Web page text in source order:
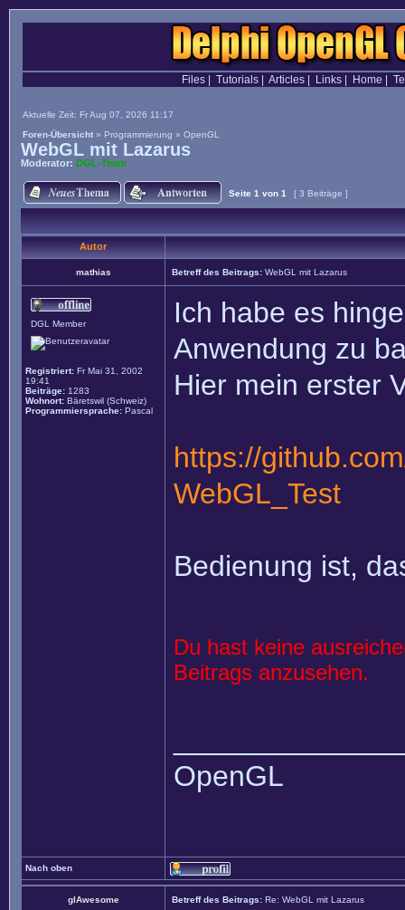
Files| Tutorials| Articles| Links| Home
Aktuelle Zeit: Fr Aug 07, 2026 11:17
Foren-Übersicht » Programmierung » OpenGL
WebGL mit Lazarus
Moderator: DGL-Team
Seite 1 von 1 [ 3 Beiträge ]
Autor
mathias Betreff des Beitrags: WebGL mit Lazarus
DGL Member
Registriert: Fr Mai 31, 2002
19:41
Beiträge: 1283
Wohnort: Bäretswil (Schweiz)
Programmiersprache: Pascal
Ich habe es
Anwendung zu
Hier mein erster
https://
WebGL_Test
Bedienung ist,
Du hast keine
Beitrags anzusehen.
OpenGL
Nach oben
glAwesome Betreff des Beitrags: Re: WebGL mit Lazarus